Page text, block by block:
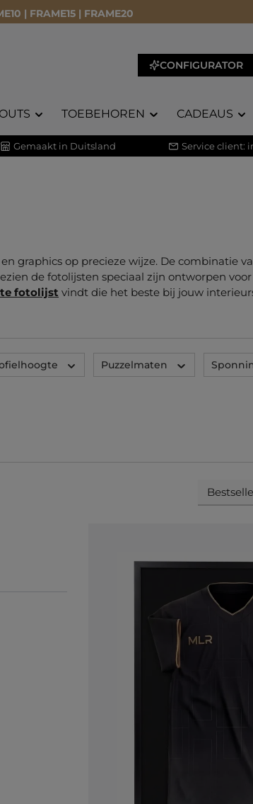
| FRAME15 | FRAME20
CONFIGURATOR
TOEBEHOREN CADEAUS
Gemaakt in Duitsland Service client:
graphics op precieze wijze. De combinatie
de fotolijsten speciaal zijn ontworpen voor
fotolijst vindt die het beste bij jouw
Puzzelmaten